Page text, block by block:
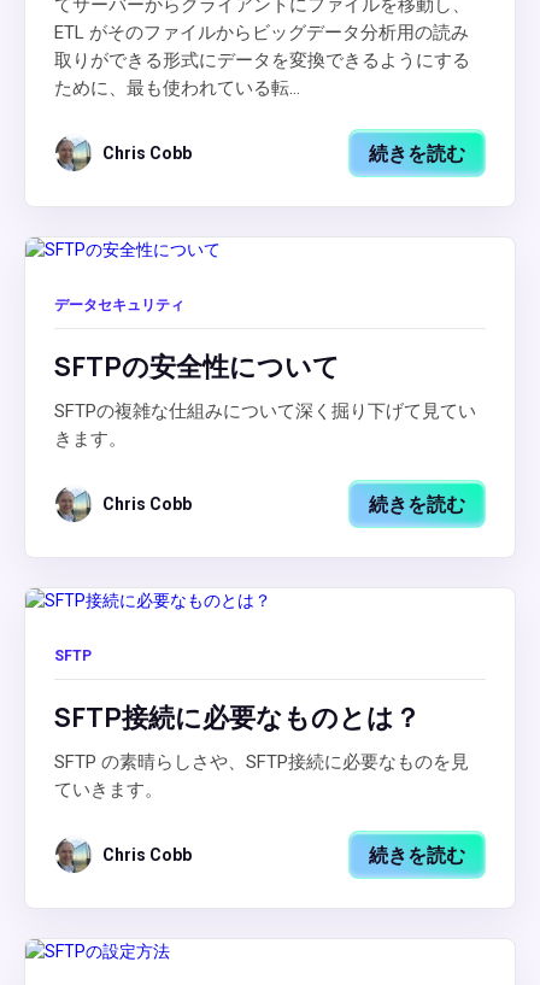
てサーバーからクライアントにファイルを移動し、
ETL がそのファイルからビッグデータ分析用の読み
取りができる形式にデータを変換できるようにする
ために、最も使われている転...
Chris Cobb 続きを読む
データセキュリティ
SFTPの安全性について
SFTPの複雑な仕組みについて深く掘り下げて見てい
きます。
Chris Cobb 続きを読む
SFTP
SFTP接続に必要なものとは？
SFTP の素晴らしさや、SFTP接続に必要なものを見
ていきます。
Chris Cobb 続きを読む